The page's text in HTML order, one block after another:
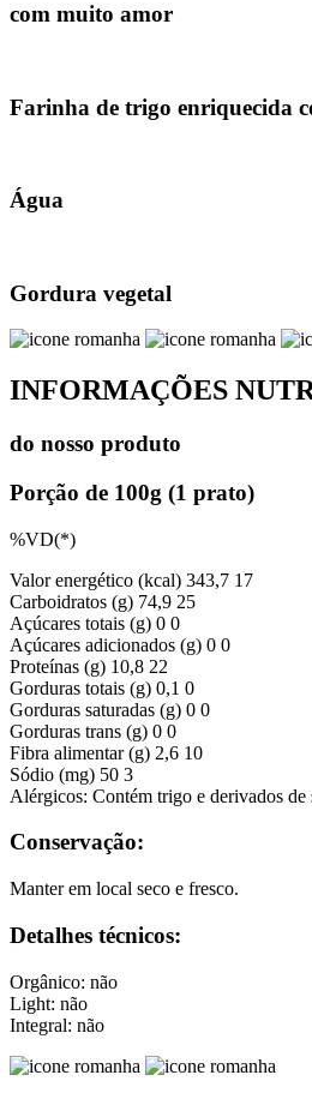
com muito amor
Farinha de trigo enriquecida
Água
Gordura vegetal
INFORMAÇÕES
do nosso produto
Porção de 100g (1 prato)
%VD(*)
Valor energético (kcal) 343,7 17
Carboidratos (g) 74,9 25
Açúcares totais (g) 0 0
Açúcares adicionados (g) 0 0
Proteínas (g) 10,8 22
Gorduras totais (g) 0,1 0
Gorduras saturadas (g) 0 0
Gorduras trans (g) 0 0
Fibra alimentar (g) 2,6 10
Sódio (mg) 50 3
Alérgicos: Contém trigo e derivados
Conservação:
Manter em local seco e fresco.
Detalhes técnicos:
Orgânico: não
Light: não
Integral: não